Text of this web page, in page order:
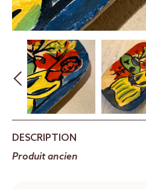
DESCRIPTION
Produit ancien